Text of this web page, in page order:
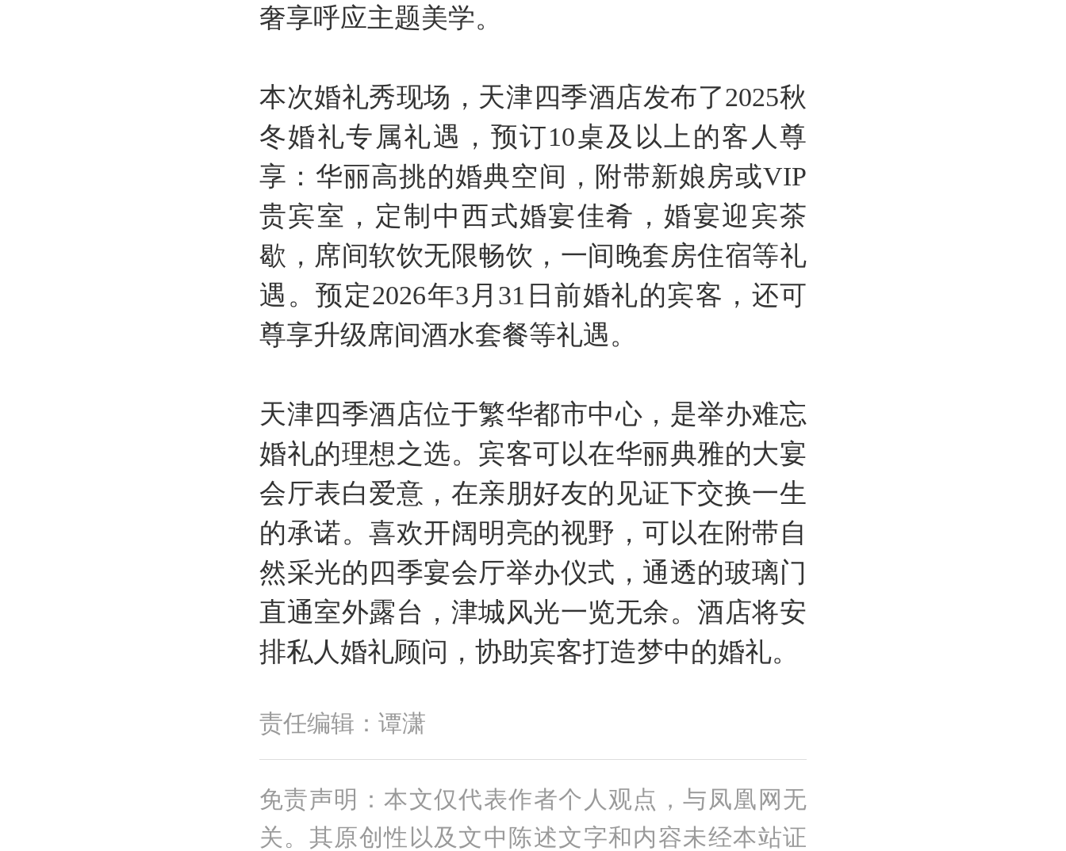
奢享呼应主题美学。
本次婚礼秀现场，天津四季酒店发布了2025秋
冬婚礼专属礼遇，预订10桌及以上的客人尊
享：华丽高挑的婚典空间，附带新娘房或VIP
贵宾室，定制中西式婚宴佳肴，婚宴迎宾茶
歇，席间软饮无限畅饮，一间晚套房住宿等礼
遇。预定2026年3月31日前婚礼的宾客，还可
尊享升级席间酒水套餐等礼遇。
天津四季酒店位于繁华都市中心，是举办难忘
婚礼的理想之选。宾客可以在华丽典雅的大宴
会厅表白爱意，在亲朋好友的见证下交换一生
的承诺。喜欢开阔明亮的视野，可以在附带自
然采光的四季宴会厅举办仪式，通透的玻璃门
直通室外露台，津城风光一览无余。酒店将安
排私人婚礼顾问，协助宾客打造梦中的婚礼。
责任编辑： 谭潇
免责声明：本文仅代表作者个人观点，与凤凰网无
关。其原创性以及文中陈述文字和内容未经本站证